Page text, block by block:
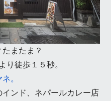
またま？
り徒歩１５秒。
。
ンド、ネパールカレー店